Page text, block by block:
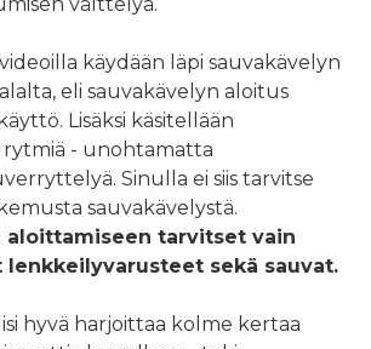
käydään läpi sauvakävelyn
eli sauvakävelyn aloitus
Lisäksi käsitellään
- unohtamatta
Sinulla ei siis tarvitse
sauvakävelystä.
aloittamiseen tarvitset vain
lenkkeilyvarusteet sekä sauvat.
hyvä harjoittaa kolme kertaa